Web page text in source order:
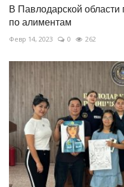
В Павлодарской
по алиментам
Февр 14, 2023 0 262